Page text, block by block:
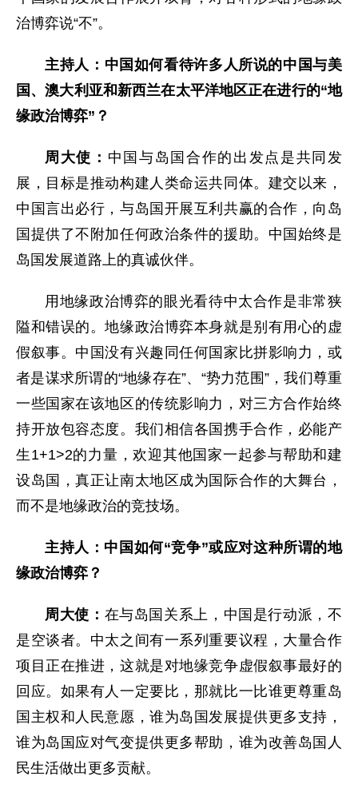
治博弈说“不”。
主持人：中国如何看待许多人所说的中国与美
国、澳大利亚和新西兰在太平洋地区正在进行的“地
缘政治博弈”？
周大使： 中国与岛国合作的出发点是共同发
展，目标是推动构建人类命运共同体。建交以来，
中国言出必行，与岛国开展互利共赢的合作，向岛
国提供了不附加任何政治条件的援助。中国始终是
岛国发展道路上的真诚伙伴。
用地缘政治博弈的眼光看待中太合作是非常狭
隘和错误的。地缘政治博弈本身就是别有用心的虚
假叙事。中国没有兴趣同任何国家比拼影响力，或
者是谋求所谓的“地缘存在”、“势力范围”，我们尊重
一些国家在该地区的传统影响力，对三方合作始终
持开放包容态度。我们相信各国携手合作，必能产
生1+1>2的力量，欢迎其他国家一起参与帮助和建
设岛国，真正让南太地区成为国际合作的大舞台，
而不是地缘政治的竞技场。
主持人：中国如何“竞争”或应对这种所谓的地
缘政治博弈？
周大使： 在与岛国关系上，中国是行动派，不
是空谈者。中太之间有一系列重要议程，大量合作
项目正在推进，这就是对地缘竞争虚假叙事最好的
回应。如果有人一定要比，那就比一比谁更尊重岛
国主权和人民意愿，谁为岛国发展提供更多支持，
谁为岛国应对气变提供更多帮助，谁为改善岛国人
民生活做出更多贡献。